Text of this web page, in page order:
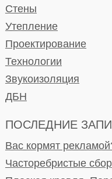
Стены
Утепление
Проектирование
Технологии
Звукоизоляция
ДБН
ПОСЛЕДНИЕ
Вас кормят
Часторебристые